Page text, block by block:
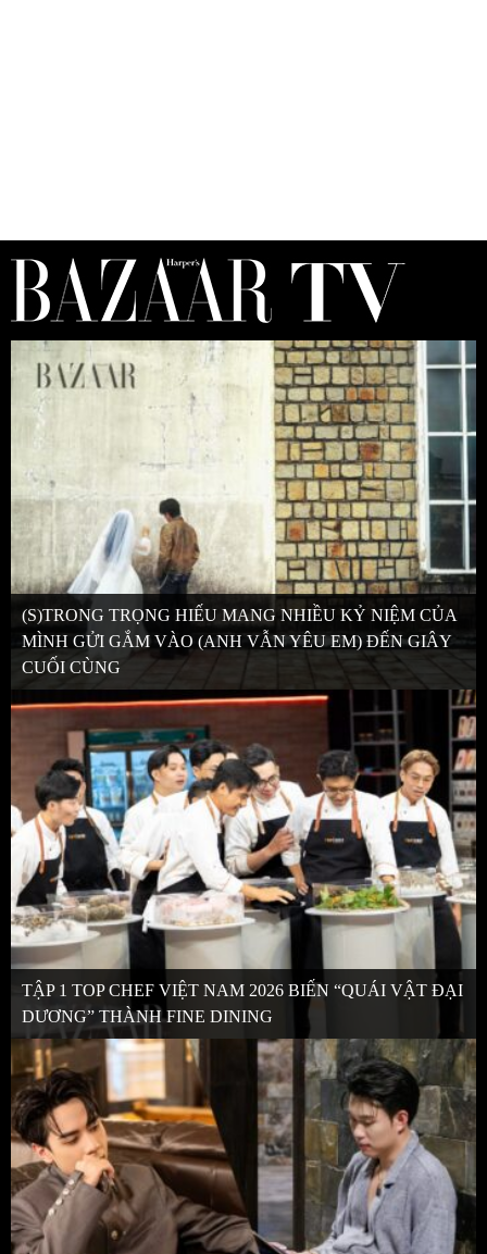
(S)TRONG TRỌNG HIẾU MANG NHIỀU KỶ NIỆM CỦA
MÌNH GỬI GẮM VÀO (ANH VẪN YÊU EM) ĐẾN GIÂY
CUỐI CÙNG
TẬP 1 TOP CHEF VIỆT NAM 2026 BIẾN “QUÁI VẬT ĐẠI
DƯƠNG” THÀNH FINE DINING